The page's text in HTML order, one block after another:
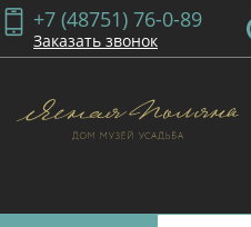
+7 (48751) 76-0-89
Заказать звонок